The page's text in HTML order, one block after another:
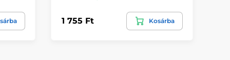
1 755 Ft Kosárba